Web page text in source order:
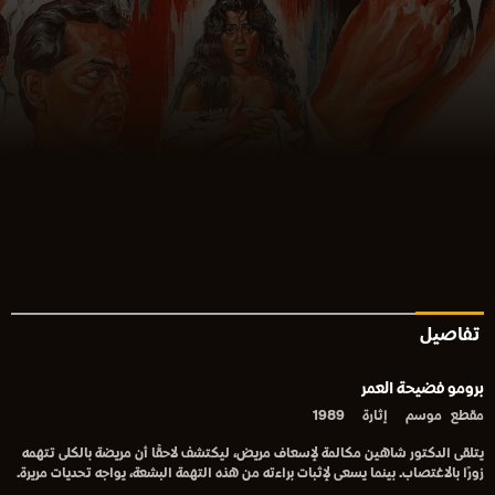
تفاصيل
برومو فضيحة العمر
مقطع موسم إثارة 1989
يتلقى الدكتور شاهين مكالمة لإسعاف مريض، ليكتشف لاحقًا أن مريضة بالكلى تتهمه
زورًا بالاغتصاب. بينما يسعى لإثبات براءته من هذه التهمة البشعة، يواجه تحديات مريرة.